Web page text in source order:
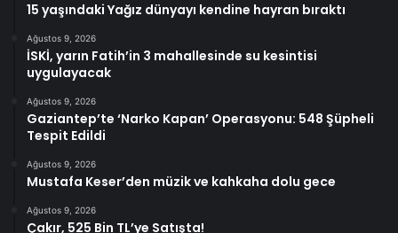
15 yaşındaki Yağız dünyayı kendine hayran bıraktı
Ağustos 9, 2026
İSKİ, yarın Fatih’in 3 mahallesinde su kesintisi
uygulayacak
Ağustos 9, 2026
Gaziantep’te ‘Narko Kapan’ Operasyonu: 548 Şüpheli
Tespit Edildi
Ağustos 9, 2026
Mustafa Keser’den müzik ve kahkaha dolu gece
Ağustos 9, 2026
Çakır, 525 Bin TL’ye Satışta!